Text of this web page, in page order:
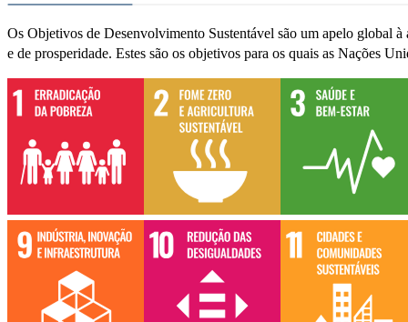
Os Objetivos de Desenvolvimento Sustentável são um apelo global à
e de prosperidade. Estes são os objetivos para os quais as Nações